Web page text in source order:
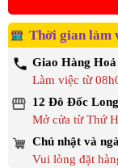
Thời gian làm
Giao Hàng
Làm việc từ
12 Đô Đốc
Mở cửa từ Thứ
Chủ nhật và
Vui lòng đặt